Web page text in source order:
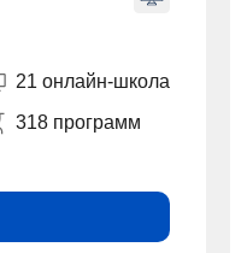
21 онлайн-школа
318 программ